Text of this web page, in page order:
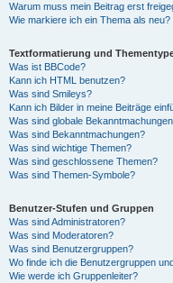
Warum muss mein Beitrag erst
Wie markiere ich ein Thema als neu?
Textformatierung und
Was ist BBCode?
Kann ich HTML benutzen?
Was sind Smileys?
Kann ich Bilder in meine Beiträge
Was sind globale
Was sind Bekanntmachungen?
Was sind wichtige Themen?
Was sind geschlossene Themen?
Was sind Themen-Symbole?
Benutzer-Stufen und Gruppen
Was sind Administratoren?
Was sind Moderatoren?
Was sind Benutzergruppen?
Wo finde ich die Benutzergruppen
Wie werde ich Gruppenleiter?